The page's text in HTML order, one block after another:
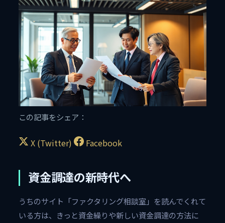
この記事をシェア：
X (Twitter) Facebook
資金調達の新時代へ
うちのサイト「ファクタリング相談室」を読んでくれて
いる方は、きっと資金繰りや新しい資金調達の方法に